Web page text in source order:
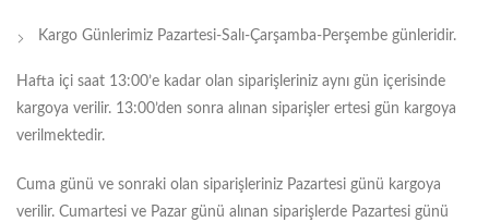
Kargo Günlerimiz Pazartesi-Salı-Çarşamba-Perşembe günleridir.
Hafta içi saat 13:00’e kadar olan siparişleriniz aynı gün içerisinde
kargoya verilir. 13:00’den sonra alınan siparişler ertesi gün kargoya
verilmektedir.
Cuma günü ve sonraki olan siparişleriniz Pazartesi günü kargoya
verilir. Cumartesi ve Pazar günü alınan siparişlerde Pazartesi günü